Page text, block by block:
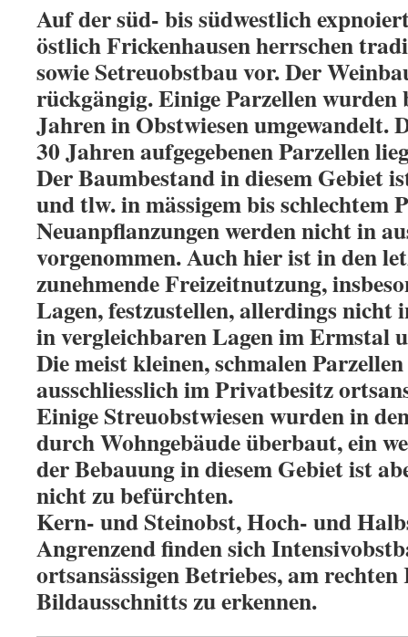
Auf der süd- bis südwestlich
östlich Frickenhausen herrschen
sowie Setreuobstbau vor. Der
rückgängig. Einige Parzellen wurden
Jahren in Obstwiesen umgewandelt.
30 Jahren aufgegebenen Parzellen
Der Baumbestand in diesem Gebiet
und tlw. in mässigem bis schlechtem
Neuanpflanzungen werden nicht in
vorgenommen. Auch hier ist in den
zunehmende Freizeitnutzung,
Lagen, festzustellen, allerdings nicht
in vergleichbaren Lagen im Ermstal
Die meist kleinen, schmalen
ausschliesslich im Privatbesitz
Einige Streuobstwiesen wurden in
durch Wohngebäude überbaut, ein
der Bebauung in diesem Gebiet ist
nicht zu befürchten.
Kern- und Steinobst, Hoch- und
Angrenzend finden sich
ortsansässigen Betriebes, am rechten
Bildausschnitts zu erkennen.